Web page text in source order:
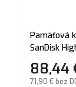
Pamäťová
SanDisk
vlhkosti a
88,44
71,90 € bez